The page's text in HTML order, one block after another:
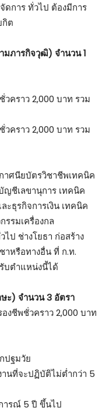
ดการ ทั่วไป ต้องมีการ
กิต
มภารกิจวุฒิ) จำนวน 1
คราว 2,000 บาท รวม
วคราว 2,000 บาท รวม
าศนียบัตรวิชาชีพเทคนิค
ชีเลขานุการ เทคนิค
ะธุรกิจการเงิน เทคนิค
รรมเครื่องกล
ป ช่างโยธา ก่อสร้าง
าหรือทางอื่น ที่ ก.ท.
บตำแหน่งนี้ได้
ะ) จำนวน 3 อัตรา
งชีพชั่วคราว 2,000 บาท
ปฐมวัย
นที่จะปฏิบัติไม่ต่ำกว่า 5
ารณ์ 5 ปี ขึ้นไป